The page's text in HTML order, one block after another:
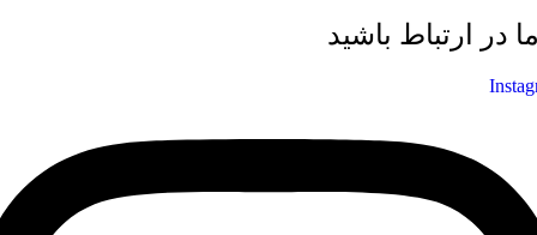
در ارتباط باشید